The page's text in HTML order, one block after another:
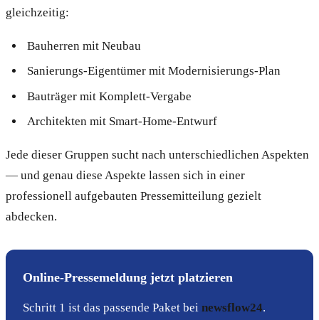
gleichzeitig:
Bauherren mit Neubau
Sanierungs-Eigentümer mit Modernisierungs-Plan
Bauträger mit Komplett-Vergabe
Architekten mit Smart-Home-Entwurf
Jede dieser Gruppen sucht nach unterschiedlichen Aspekten
— und genau diese Aspekte lassen sich in einer
professionell aufgebauten Pressemitteilung gezielt
abdecken.
Online-Pressemeldung jetzt platzieren
Schritt 1 ist das passende Paket bei newsflow24.